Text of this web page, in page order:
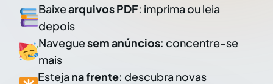
Baixearquivos PDF: imprima ou leia
depois
Naveguesem anúncios: concentre-se
mais
Esteja na frente: descubra novas